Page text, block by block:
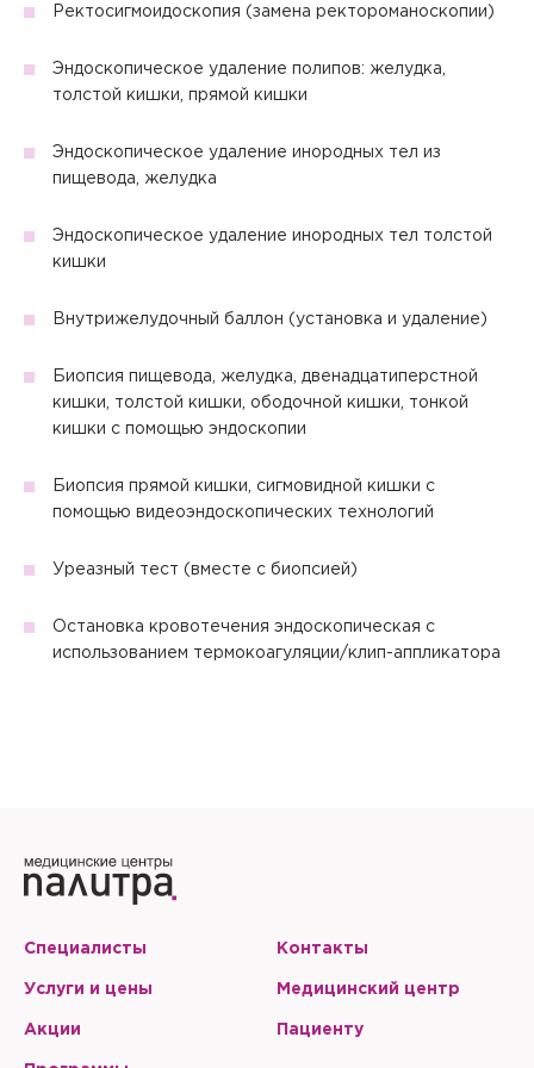
Ректосигмоидоскопия (замена ректороманоскопии)
Эндоскопическое удаление полипов: желудка,
толстой кишки, прямой кишки
Эндоскопическое удаление инородных тел из
пищевода, желудка
Эндоскопическое удаление инородных тел толстой
кишки
Внутрижелудочный баллон (установка и удаление)
Биопсия пищевода, желудка, двенадцатиперстной
кишки, толстой кишки, ободочной кишки, тонкой
кишки с помощью эндоскопии
Биопсия прямой кишки, сигмовидной кишки с
помощью видеоэндоскопических технологий
Уреазный тест (вместе с биопсией)
Остановка кровотечения эндоскопическая с
использованием термокоагуляции/клип-аппликатора
данных.
Специалисты
Услуги и цены
Акции
Контакты
Медицинский центр
Пациенту